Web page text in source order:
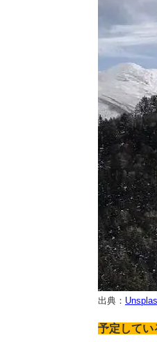
出典：
予定してい